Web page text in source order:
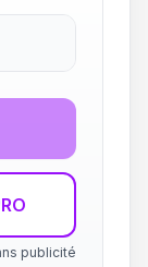
publicité